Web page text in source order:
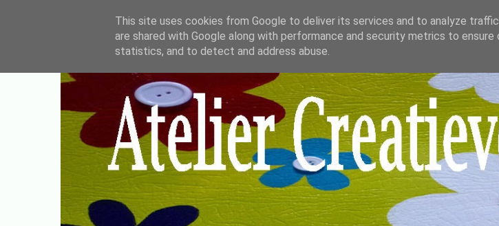
This site uses cookies from Google to deliver its services and to analyze
are shared with Google along with performance and security metrics to
statistics, and to detect and address abuse.